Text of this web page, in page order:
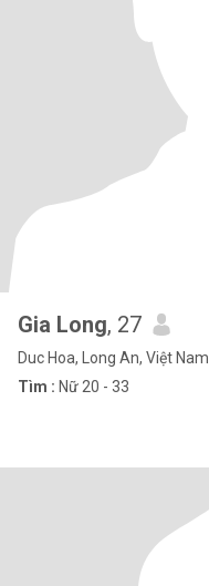
Gia Long, 27
Duc Hoa, Long An, Việt Nam
Tìm : Nữ 20 - 33